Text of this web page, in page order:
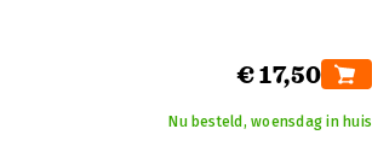
€ 17,50
Nu besteld, woensdag in huis